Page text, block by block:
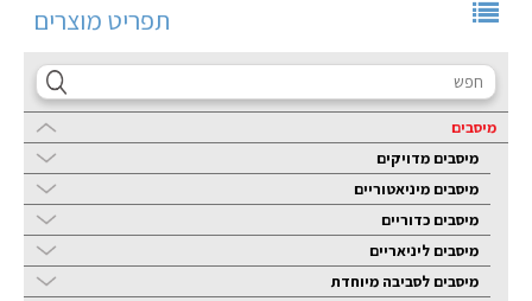
תפריט מוצרים
מיסבים
מיסבים מדויקים
מיסבים מיניאטוריים
מיסבים כדוריים
מיסבים ליניאריים
מיסבים לסביבה מיוחדת